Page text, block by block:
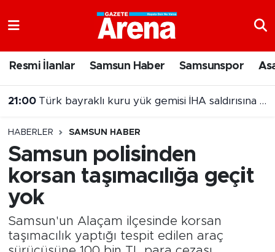
Resmi İlanlar Samsun Haber Samsunspor
21:00 Türk bayraklı kuru yük gemisi İHA saldırısına uğradı
HABERLER SAMSUN HABER
Samsun polisinden
korsan taşımacılığa geçit
yok
Samsun'un Alaçam ilçesinde korsan
taşımacılık yaptığı tespit edilen araç
Samsun Namaz Vakitleri
Süper Lig Puan Durumu ve Fikstür
Tüm Manşetler
Son Dakika Haberleri